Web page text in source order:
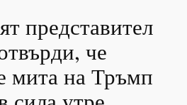
представител
че
мита на Тръмп